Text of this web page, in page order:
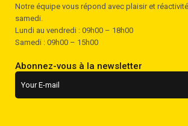
Notre équipe vous répond avec plaisir et
samedi.
Lundi au vendredi : 09h00 – 18h00
Samedi : 09h00 – 15h00
Abonnez-vous à la newsletter